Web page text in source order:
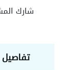
شارك